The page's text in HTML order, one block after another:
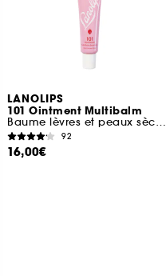
LANOLIPS
101 Ointment Multibalm
Baume lèvres et peaux sèches Fraise
92
16,00€